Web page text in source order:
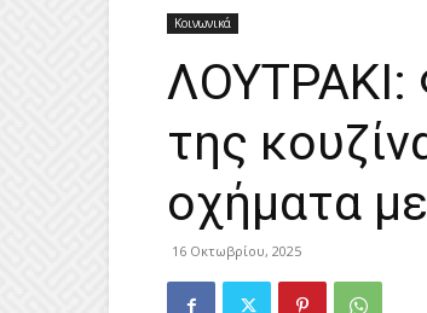
Κοινωνικά
ΛΟΥΤΡΑΚΙ:
της
οχήματα
16 Οκτωβρίου, 2025